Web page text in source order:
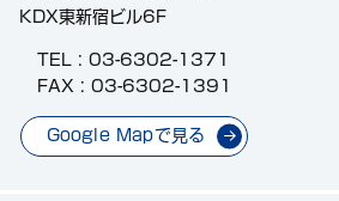
KDX東新宿ビル6F
TEL : 03-6302-1371
FAX : 03-6302-1391
Google Mapで見る